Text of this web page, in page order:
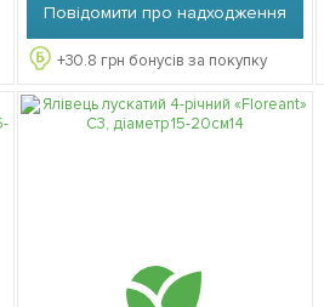
Повідомити про надходження
+30.8 грн бонусів за покупку